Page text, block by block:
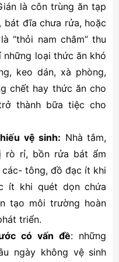
là côn trùng ăn tạp
bát đĩa chưa rửa, hoặc
“thỏi nam châm” thu
loại thức ăn khó
keo dán, xà phòng,
chết hay thức ăn cho
thành bữa tiệc cho
vệ sinh: Nhà tắm,
rò rỉ, bồn rửa bát ẩm
tông, đồ đạc ít khi
ít khi quét dọn chứa
tạo môi trường hoàn
triển.
có vấn đề: những
ngày không vệ sinh